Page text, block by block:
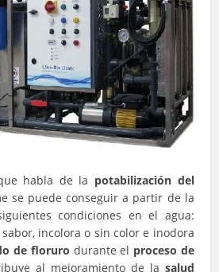
habla de la potabilización del
se puede conseguir a partir de la
condiciones en el agua:
incolora o sin color e inodora
de floruro durante el proceso de
al mejoramiento de la salud